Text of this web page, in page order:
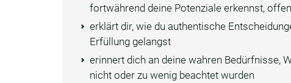
fortwährend deine Potenziale erkennst,
erklärt dir, wie du authentische
Erfüllung gelangst
erinnert dich an deine wahren Bedürfnisse,
nicht oder zu wenig beachtet wurden